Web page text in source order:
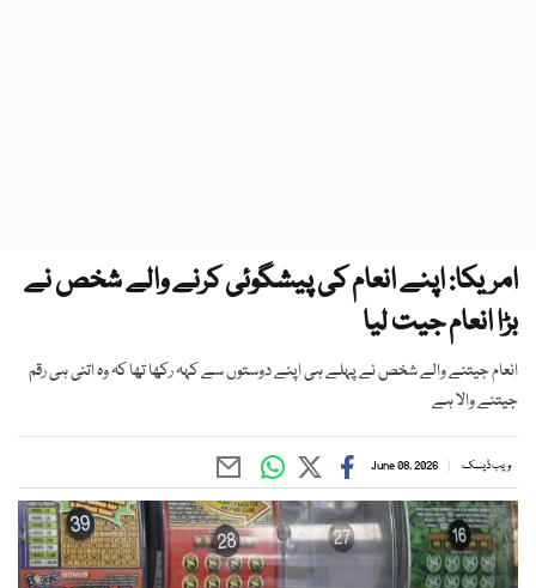
امریکا: اپنے انعام کی پیشگوئی کرنے والے شخص نے
بڑا انعام جیت لیا
انعام جیتنے والے شخص نے پہلے ہی اپنے دوستوں سے کہہ رکھا تھا کہ وہ اتنی ہی رقم
جیتنے والا ہے
ویب ڈیسک June 08, 2026